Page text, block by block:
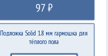
97 ₽
Подложка Solid 1.8 мм гармошка для
тёплого пола